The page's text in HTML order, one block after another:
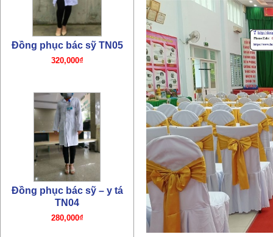
TN04
280,000₫
Đồng phục quần y tá bác sỹ
TN03
180,000₫